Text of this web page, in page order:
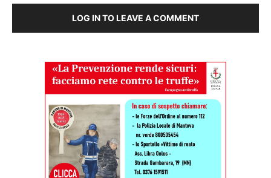
LOG IN TO LEAVE A COMMENT